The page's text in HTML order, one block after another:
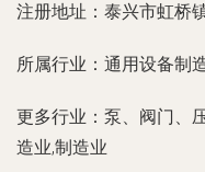
注册地址： 泰兴市虹桥
所属行业： 通用设备制
更多行业： 泵、阀门、
造业,制造业